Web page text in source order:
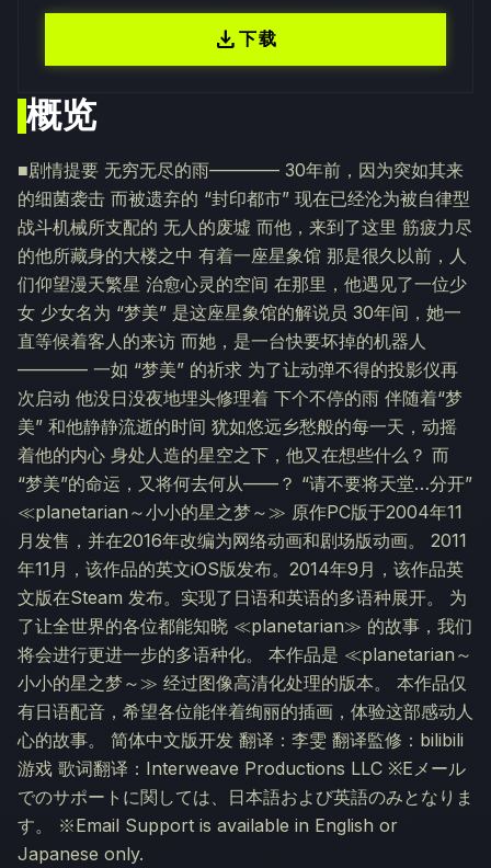
概览
■剧情提要 无穷无尽的雨———— 30年前，因为突如其来
的细菌袭击 而被遗弃的 “封印都市” 现在已经沦为被自律型
战斗机械所支配的 无人的废墟 而他，来到了这里 筋疲力尽
的他所藏身的大楼之中 有着一座星象馆 那是很久以前，人
们仰望漫天繁星 治愈心灵的空间 在那里，他遇见了一位少
女 少女名为 “梦美” 是这座星象馆的解说员 30年间，她一
直等候着客人的来访 而她，是一台快要坏掉的机器人
———— 一如 “梦美” 的祈求 为了让动弹不得的投影仪再
次启动 他没日没夜地埋头修理着 下个不停的雨 伴随着“梦
美” 和他静静流逝的时间 犹如悠远乡愁般的每一天，动摇
着他的内心 身处人造的星空之下，他又在想些什么？ 而
“梦美”的命运，又将何去何从——？ “请不要将天堂…分开”
≪planetarian～小小的星之梦～≫ 原作PC版于2004年11
月发售，并在2016年改编为网络动画和剧场版动画。 2011
年11月，该作品的英文iOS版发布。2014年9月，该作品英
文版在Steam 发布。实现了日语和英语的多语种展开。 为
了让全世界的各位都能知晓 ≪planetarian≫ 的故事，我们
将会进行更进一步的多语种化。 本作品是 ≪planetarian～
小小的星之梦～≫ 经过图像高清化处理的版本。 本作品仅
有日语配音，希望各位能伴着绚丽的插画，体验这部感动人
心的故事。 简体中文版开发 翻译：李雯 翻译監修：bilibili
游戏 歌词翻译：Interweave Productions LLC ※Eメール
でのサポートに関しては、日本語および英語のみとなりま
す。 ※Email Support is available in English or
Japanese only.
download下载